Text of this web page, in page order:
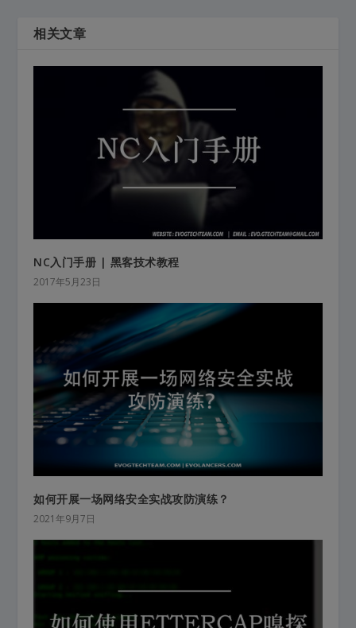
相关文章
NC入门手册 | 黑客技术教程
2017年5月23日
如何开展一场网络安全实战攻防演练？
2021年9月7日